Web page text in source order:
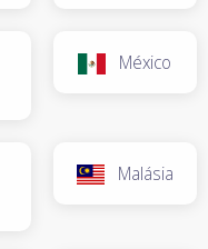
México
Malásia